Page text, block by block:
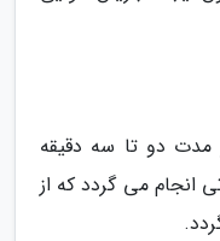
مدت دو تا سه دقیقه
انجام می گردد که از